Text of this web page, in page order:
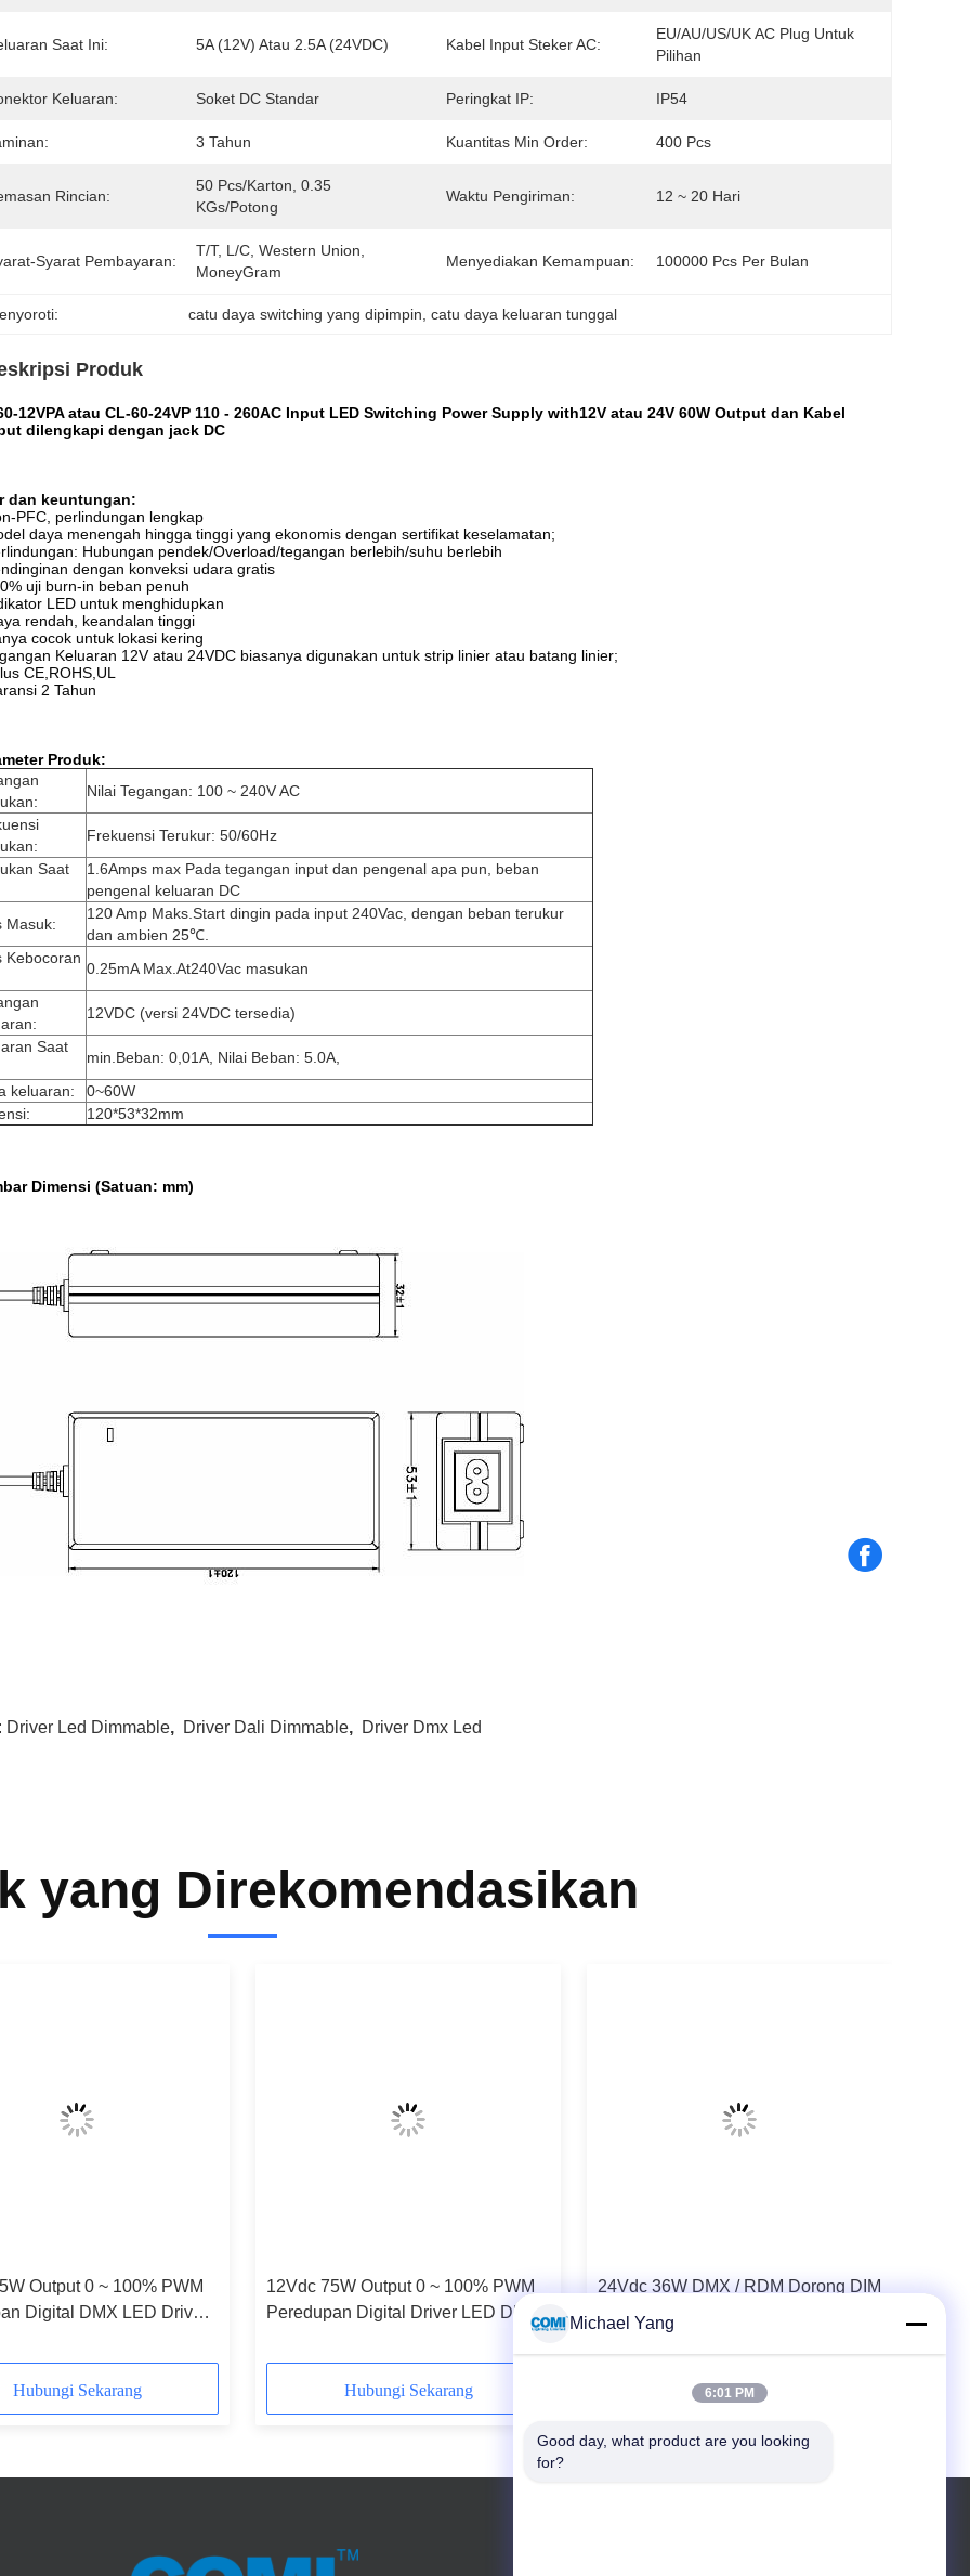
Saat Ini: 5A (12V) Atau 2.5A (24VDC) Kabel Input Steker AC:
EU/AU/US/UK AC Plug Untuk
Pilihan
Keluaran: Soket DC Standar Peringkat IP: IP54
3 Tahun Kuantitas Min Order: 400 Pcs
Rincian:
50 Pcs/karton, 0.35
KGs/potong
Waktu Pengiriman: 12 ~ 20 Hari
Syarat Pembayaran:
T/T, L/C, Western Union,
MoneyGram
Menyediakan Kemampuan: 100000 Pcs Per Bulan
catu daya switching yang dipimpin , catu daya keluaran tunggal
Produk
12VPA atau CL-60-24VP 110 - 260AC Input LED Switching Power Supply with12V atau 24V 60W Output dan Kabel
dilengkapi dengan jack DC
dan keuntungan:
PFC, perlindungan lengkap
daya menengah hingga tinggi yang ekonomis dengan sertifikat keselamatan;
Hubungan pendek/Overload/tegangan berlebih/suhu berlebih
dengan konveksi udara gratis
uji burn-in beban penuh
LED untuk menghidupkan
rendah, keandalan tinggi
cocok untuk lokasi kering
Keluaran 12V atau 24VDC biasanya digunakan untuk strip linier atau batang linier;
CE,ROHS,UL
2 Tahun
Produk:
Nilai Tegangan: 100 ~ 240V AC
Frekuensi Terukur: 50/60Hz
Saat
1.6Amps max Pada tegangan input dan pengenal apa pun, beban
pengenal keluaran DC
Masuk:
120 Amp Maks.Start dingin pada input 240Vac, dengan beban terukur
dan ambien 25℃.
Kebocoran
0.25mA Max.At240Vac masukan
12VDC (versi 24VDC tersedia)
Saat
min.Beban: 0,01A, Nilai Beban: 5.0A,
keluaran:
0~60W
120*53*32mm
Dimensi (Satuan: mm)
Driver Led Dimmable, Driver Dali Dimmable, Driver Dmx Led
yang Direkomendasikan
Output 0 ~ 100% PWM
Digital DMX LED Driver
Hubungi Sekarang
12Vdc 75W Output 0 ~ 100% PWM
Peredupan Digital Driver LED DMX
Hubungi Sekarang
24Vdc 36W DMX / RDM Dorong DIM
LED DMX Peredupan Driver Input
100-240Vac Garansi 5 Tahun
Hubungi Sekarang
Michael Yang
6:01 PM
Good day, what product are you looking
for?